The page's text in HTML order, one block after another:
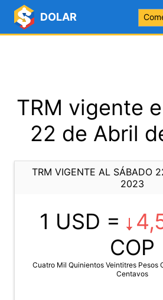
DOLAR
TRM vigente
22 de Abril
TRM VIGENTE AL SÁBADO
2023
1 USD =
COP
Cuatro Mil Quinientos Veintitres Pesos
Centavos